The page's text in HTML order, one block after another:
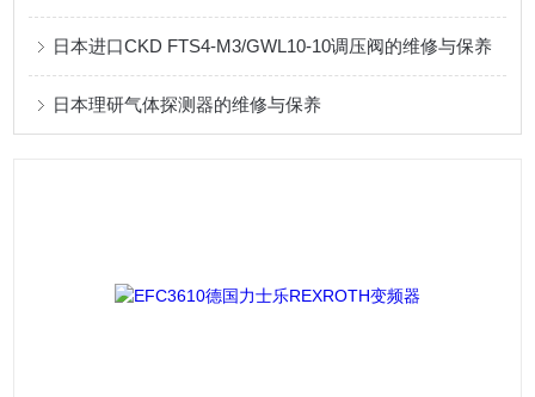
日本进口CKD FTS4-M3/GWL10-10调压阀的维修与保养
日本理研气体探测器的维修与保养